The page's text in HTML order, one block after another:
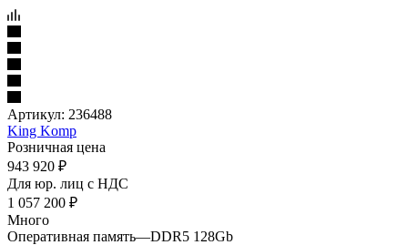
Артикул: 236488
King Komp
Розничная цена
943 920 ₽
Для юр. лиц c НДС
1 057 200 ₽
Много
Оперативная память—DDR5 128Gb